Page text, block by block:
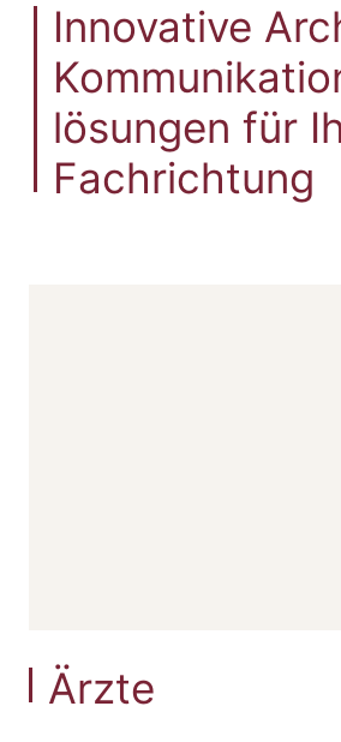
Innovative
lösungen für
Fachrichtung
Ärzte